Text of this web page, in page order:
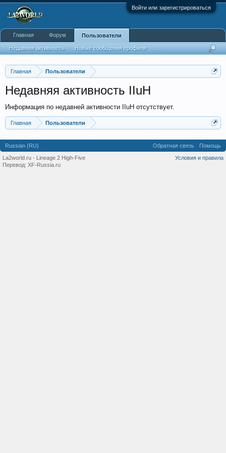
Войти или зарегистрироваться
Главная Пользователи
Недавняя активность IIuH
Информация по недавней активности IIuH отсутствует.
Главная Пользователи
Главная Форум Пользователи
Недавняя активность Новые сообщения профиля
Russian (RU) Обратная связь
Помощь
Условия и правила
La2world.ru - Lineage 2 High-Five
Перевод: XF-Russia.ru